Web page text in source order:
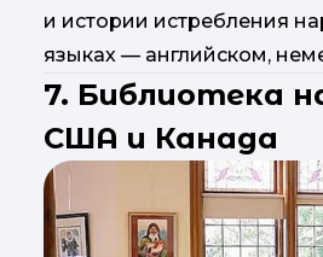
и истории истребления
языках — английском,
7. Библиотека
США и Канада